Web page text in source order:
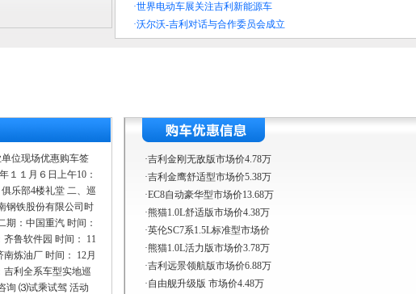
·世界电动车展关注吉利新能源车
·沃尔沃-吉利对话与合作委员会成立
位现场优惠购车签
１１月６日上午10：
乐部4楼礼堂 二、巡
钢铁股份有限公司时
期：中国重汽 时间：
鲁软件园 时间： 11
炼油厂 时间： 12月
利全系车型实地巡
询 ⑶试乘试驾 活动
·吉利金刚无敌版市场价4.78万
·吉利金鹰舒适型市场价5.38万
·EC8自动豪华型市场价13.68万
·熊猫1.0L舒适版市场价4.38万
·英伦SC7系1.5L标准型市场价
·熊猫1.0L活力版市场价3.78万
·吉利远景领航版市场价6.88万
·自由舰升级版 市场价4.48万